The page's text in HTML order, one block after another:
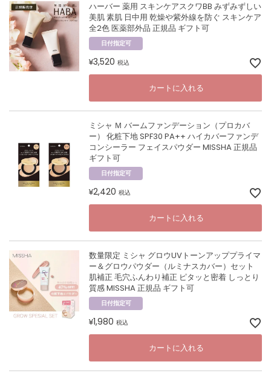
ハーバー 薬用 スキンケアスクワBB みずみずしい
美肌 素肌 日中用 乾燥や紫外線を防ぐ スキンケア
全2色 医薬部外品 正規品 ギフト可
日付指定可
¥3,520 税込
カートに入れる
ミシャ Ｍ バームファンデーション（プロカバ
ー） 化粧下地 SPF30 PA++ ハイカバーファンデ
コンシーラー フェイスパウダー MISSHA 正規品
ギフト可
日付指定可
¥2,420 税込
カートに入れる
数量限定 ミシャ グロウUVトーンアッププライマ
ー＆グロウパウダー（ルミナスカバー）セット
肌補正 毛穴ふんわり補正 ピタッと密着 しっとり
質感 MISSHA 正規品 ギフト可
日付指定可
¥1,980 税込
カートに入れる